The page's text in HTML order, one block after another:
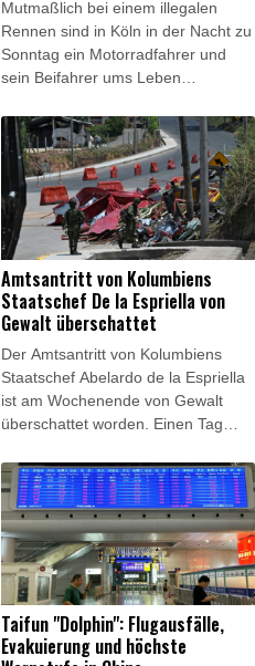
Mutmaßlich bei einem illegalen
Rennen sind in Köln in der Nacht zu
Sonntag ein Motorradfahrer und
sein Beifahrer ums Leben
zweiten Motorrads kam mit
schweren Verletzungen ins
Krankenhaus, wie die Polizei in der
Domstadt mitteilte. Die Beamten
leiteten Ermittlungen wegen des
Verdachts eines verbotenen
Kraftfahrzeugrennens ein.
Amtsantritt von Kolumbiens
Staatschef De la Espriella von
Gewalt überschattet
Der Amtsantritt von Kolumbiens
Staatschef Abelardo de la Espriella
ist am Wochenende von Gewalt
überschattet worden. Einen Tag
Hardliners wurden am Samstag an
verschiedenen Orten des
südamerikanischen Landes zwei
Bombenanschläge verübt, wie die
Armee mitteilte. Für einen der
Anschläge machte das Militär
abtrünnige Guerillakämpfer
verantwortlich. De la Espriella
verurteilte die Anschläge scharf.
Taifun "Dolphin": Flugausfälle,
Evakuierung und höchste